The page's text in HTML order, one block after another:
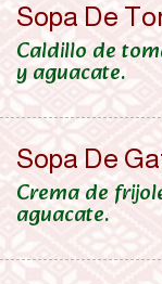
Sopa De
Caldillo de
y aguacate.
Sopa De
Crema de
aguacate.